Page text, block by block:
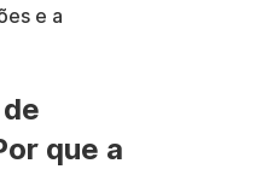
e a
que a